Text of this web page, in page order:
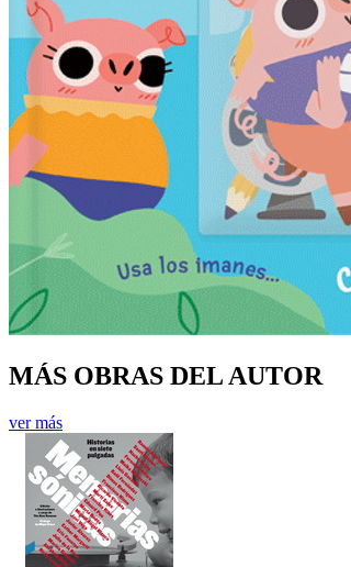
MÁS OBRAS DEL AUTOR
ver más